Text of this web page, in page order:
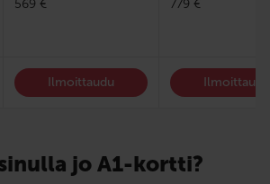
569 € 779 €
Ilmoittaudu Ilmoittaudu
jo A1-kortti?